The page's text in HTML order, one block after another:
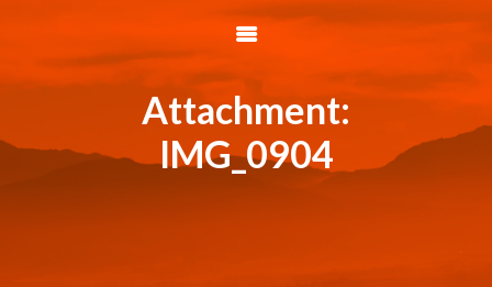
Attachment:
IMG_0904
FEDERASYONUMUZ
AVRASYA
TAEKWONDO
FEDERASYONU
WORLD BUDO